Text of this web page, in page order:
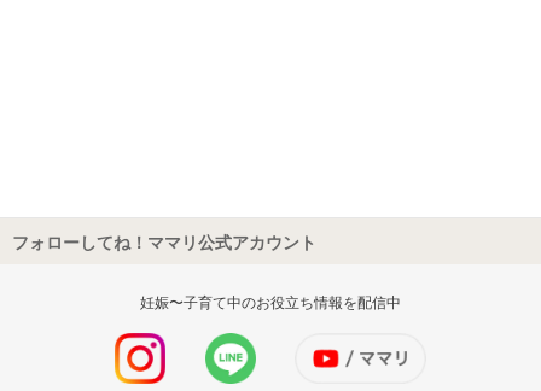
フォローしてね！ママリ公式アカウント
妊娠〜子育て中のお役立ち情報を配信中